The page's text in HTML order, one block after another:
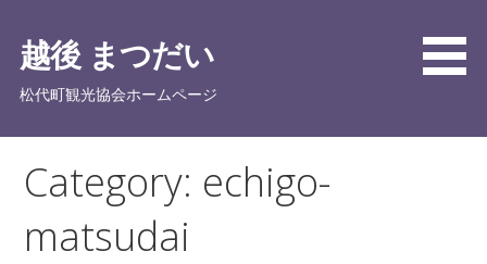
content
越後 まつだい
松代町観光協会ホームページ
Category: echigo-
matsudai